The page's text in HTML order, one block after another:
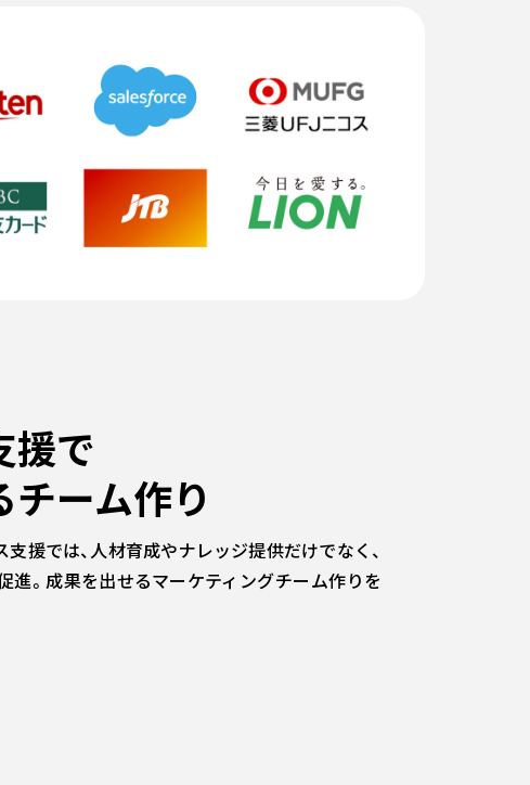
援で
チーム作り
援では、人材育成やナレッジ提供だけでなく、
進。成果を出せるマーケティングチーム作りを